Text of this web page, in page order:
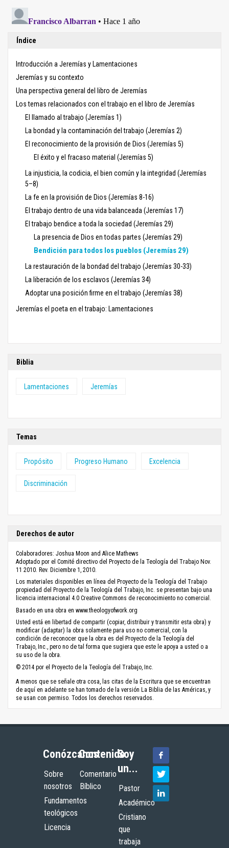
Índice
Introducción a Jeremías y Lamentaciones
Jeremías y su contexto
Una perspectiva general del libro de Jeremías
Los temas relacionados con el trabajo en el libro de Jeremías
El llamado al trabajo (Jeremías 1)
La bondad y la contaminación del trabajo (Jeremías 2)
El reconocimiento de la provisión de Dios (Jeremías 5)
El éxito y el fracaso material (Jeremías 5)
La injusticia, la codicia, el bien común y la integridad (Jeremías
5–8)
La fe en la provisión de Dios (Jeremías 8-16)
El trabajo dentro de una vida balanceada (Jeremías 17)
El trabajo bendice a toda la sociedad (Jeremías 29)
La presencia de Dios en todas partes (Jeremías 29)
Bendición para todos los pueblos (Jeremías 29)
La restauración de la bondad del trabajo (Jeremías 30-33)
La liberación de los esclavos (Jeremías 34)
Adoptar una posición firme en el trabajo (Jeremías 38)
Jeremías el poeta en el trabajo: Lamentaciones
Biblia
Lamentaciones Jeremías
Temas
Propósito Progreso Humano Excelencia
Discriminación
Derechos de autor
Colaboradores: Joshua Moon and Alice Mathews
Adoptado por el Comité directivo del Proyecto de la Teología del Trabajo Nov.
11 2010. Rev. Diciembre 1, 2010.
Los materiales disponibles en línea del Proyecto de la Teología del Trabajo
propiedad del Proyecto de la Teología del Trabajo, Inc. se presentan bajo una
licencia internacional 4.0 Creative Commons de reconocimiento no comercial.
Basado en una obra en www.theologyofwork.org
Usted está en libertad de compartir (copiar, distribuir y transmitir esta obra) y
modificar (adaptar) la obra solamente para uso no comercial, con la
condición de reconocer que la obra es del Proyecto de la Teología del
Trabajo, Inc., pero no de tal forma que sugiera que este le apoya a usted o a
su uso de la obra.
© 2014 por el Proyecto de la Teología del Trabajo, Inc.
A menos que se señale otra cosa, las citas de la Escritura que se encuentran
de aquí en adelante se han tomado de la versión La Biblia de las Américas, y
se usan con permiso. Todos los derechos reservados.
Conózcanos
Sobre
nosotros
Fundamentos
teológicos
Licencia
Contenido
Comentario
Bíblico
Soy
un...
Pastor
Académico
Cristiano
que
trabaja